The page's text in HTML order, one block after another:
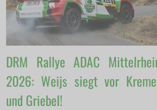
DRM Rallye ADAC
2026: Weijs siegt vor
und Griebel!